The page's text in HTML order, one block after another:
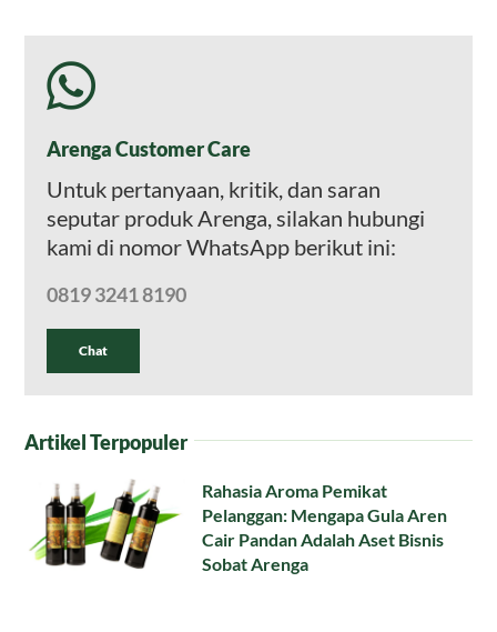
Arenga Customer Care
Untuk pertanyaan, kritik, dan saran
seputar produk Arenga, silakan hubungi
kami di nomor WhatsApp berikut ini:
0819 3241 8190
Chat
Artikel Terpopuler
Rahasia Aroma Pemikat
Pelanggan: Mengapa Gula Aren
Cair Pandan Adalah Aset Bisnis
Sobat Arenga